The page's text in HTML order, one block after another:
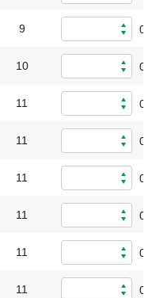
9 0
10 0
11 0
11 0
11 0
11 0
11 0
11 0